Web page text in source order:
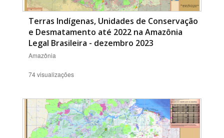
Terras Indígenas, Unidades de Conservação
e Desmatamento até 2022 na Amazônia
Legal Brasileira - dezembro 2023
Amazônia
74 visualizações